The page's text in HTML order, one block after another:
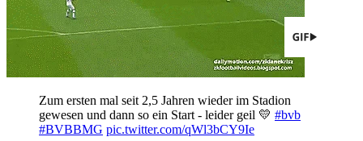
Zum ersten mal seit 2,5 Jahren wieder im Stadion
gewesen und dann so ein Start - leider geil 💛 #bvb
#BVBBMG pic.twitter.com/qWl3bCY9Ie